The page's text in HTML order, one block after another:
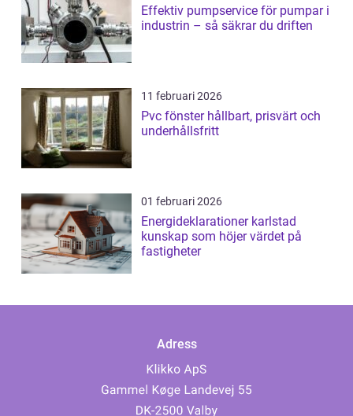
Effektiv pumpservice för pumpar i
industrin – så säkrar du driften
11 februari 2026
Pvc fönster hållbart, prisvärt och
underhållsfritt
01 februari 2026
Energideklarationer karlstad
kunskap som höjer värdet på
fastigheter
Adress